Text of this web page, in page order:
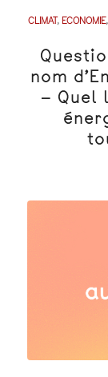
CLIMAT,ECONOMIE
nom
– Quel